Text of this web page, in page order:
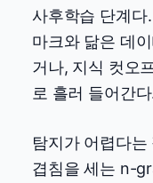
사후학습 단계다
마크와 닮은 데
거나, 지식 컷오
로 흘러 들어간
탐지가 어렵다
겹침을 세는 n-